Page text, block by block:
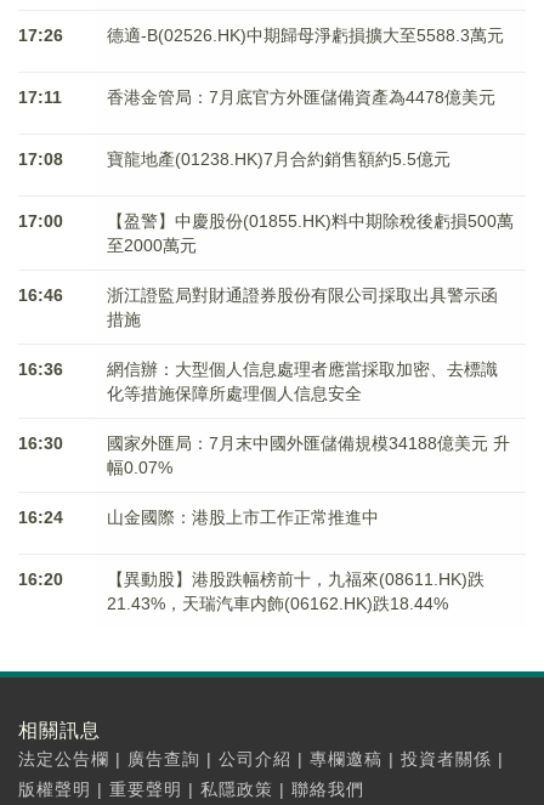
17:26 德適-B(02526.HK)中期歸母淨虧損擴大至5588.3萬元
17:11 香港金管局：7月底官方外匯儲備資產為4478億美元
17:08 寶龍地產(01238.HK)7月合約銷售額約5.5億元
17:00
【盈警】中慶股份(01855.HK)料中期除稅後虧損500萬
至2000萬元
16:46
浙江證監局對財通證券股份有限公司採取出具警示函
措施
16:36
網信辦：大型個人信息處理者應當採取加密、去標識
化等措施保障所處理個人信息安全
16:30
國家外匯局：7月末中國外匯儲備規模34188億美元 升
幅0.07%
16:24 山金國際：港股上市工作正常推進中
16:20
【異動股】港股跌幅榜前十，九福來(08611.HK)跌
21.43%，天瑞汽車内飾(06162.HK)跌18.44%
相關訊息
法定公告欄 | 廣告查詢 | 公司介紹 | 專欄邀稿 | 投資者關係 |
版權聲明 | 重要聲明 | 私隱政策 | 聯絡我們